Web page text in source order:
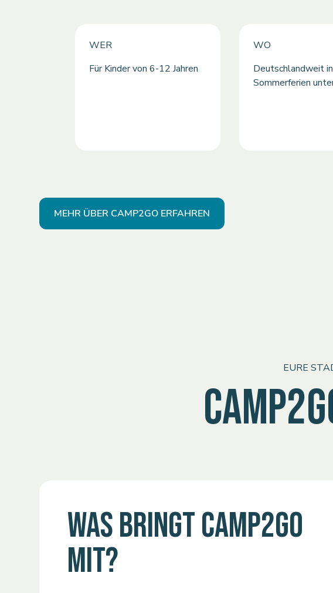
WER
Für Kinder von 6-12 Jahren
WO
Deutschlandweit
Sommerferien
MEHR ÜBER CAMP2GO ERFAHREN
EURE
WAS BRINGT CAMP2GO
MIT?